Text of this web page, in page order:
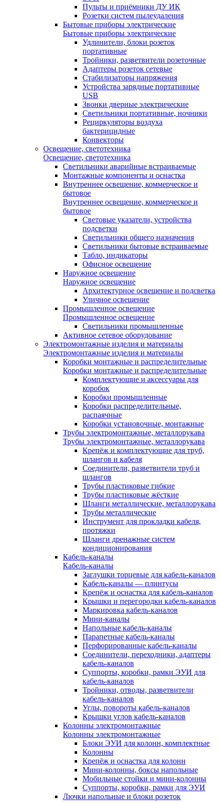
Пульты и приёмники ДУ ИК
Розетки систем пылеудаления
Бытовые приборы электрические
Бытовые приборы электрические
Удлинители, блоки розеток
портативные
Тройники, разветвители розеточные
Адаптеры розеток сетевые
Стабилизаторы напряжения
Устройства зарядные портативные
USB
Звонки дверные электрические
Светильники портативные, ночники
Рециркуляторы воздуха
бактерицидные
Конвекторы
Освещение, светотехника
Освещение, светотехника
Светильники аварийные встраиваемые
Монтажные компоненты и оснастка
Внутреннее освещение, коммерческое и
бытовое
Внутреннее освещение, коммерческое и
бытовое
Световые указатели, устройства
подсветки
Светильники общего назначения
Светильники бытовые встраиваемые
Табло, индикаторы
Офисное освещение
Наружное освещение
Наружное освещение
Архитектурное освещение и подсветка
Уличное освещение
Промышленное освещение
Промышленное освещение
Светильники промышленные
Активное сетевое оборудование
Электромонтажные изделия и материалы
Электромонтажные изделия и материалы
Коробки монтажные и распределительные
Коробки монтажные и распределительные
Комплектующие и аксессуары для
коробок
Коробки промышленные
Коробки распределительные,
распаячные
Коробки установочные, монтажные
Трубы электромонтажные, металлорукава
Трубы электромонтажные, металлорукава
Крепёж и комплектующие для труб,
шлангов и кабеля
Соединители, разветвители труб и
шлангов
Трубы пластиковые гибкие
Трубы пластиковые жёсткие
Шланги металлические, металлорукава
Трубы металлические
Инструмент для прокладки кабеля,
протяжки
Шланги дренажные систем
кондиционирования
Кабель-каналы
Кабель-каналы
Заглушки торцевые для кабель-каналов
Кабель-каналы — плинтусы
Крепёж и оснастка для кабель-каналов
Крышки и перегородки кабель-каналов
Маркировка кабель-каналов
Мини-каналы
Напольные кабель-каналы
Парапетные кабель-каналы
Перфорированные кабель-каналы
Соединители, переходники, адаптеры
кабель-каналов
Суппорты, коробки, рамки ЭУИ для
кабель-каналов
Тройники, отводы, разветвители
кабель-каналов
Углы, повороты кабель-каналов
Крышки углов кабель-каналов
Колонны электромонтажные
Колонны электромонтажные
Блоки ЭУИ для колонн, комплектные
Колонны
Крепёж и оснастка для колонн
Мини-колонны, боксы напольные
Мобильные стойки и мини-колонны
Суппорты, коробки, рамки для ЭУИ
Лючки напольные и блоки розеток